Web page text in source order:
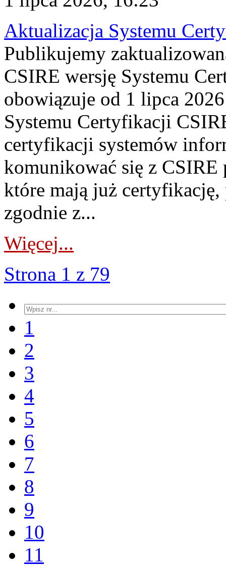
Aktualizacja Systemu
Publikujemy
CSIRE wersję Systemu
obowiązuje od 1 lipca
Systemu Certyfikacji
certyfikacji systemów
komunikować się z
które mają już
zgodnie z...
Więcej...
Strona 1 z 79
1
2
3
4
5
6
7
8
9
10
11